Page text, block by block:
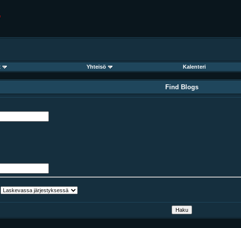
Yhteisö Kalenteri
Find Blogs